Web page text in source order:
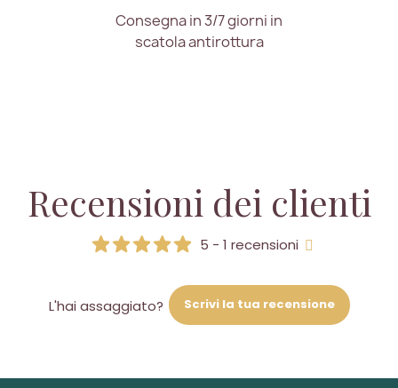
Consegna in 3/7 giorni in
scatola antirottura
Recensioni dei clienti
5 - 1 recensioni
L'hai assaggiato? Scrivi la tua recensione